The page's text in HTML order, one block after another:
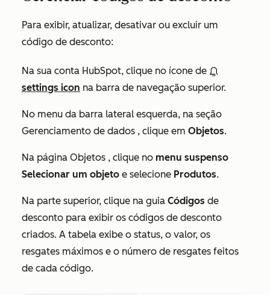
Para exibir, atualizar, desativar ou excluir um
código de desconto:
Na sua conta HubSpot, clique no ícone de
settings icon na barra de navegação superior.
No menu da barra lateral esquerda, na seção
Gerenciamento de dados , clique em Objetos.
Na página Objetos , clique no menu suspenso
Selecionar um objeto e selecione Produtos.
Na parte superior, clique na guia Códigos de
desconto para exibir os códigos de desconto
criados. A tabela exibe o status, o valor, os
resgates máximos e o número de resgates feitos
de cada código.